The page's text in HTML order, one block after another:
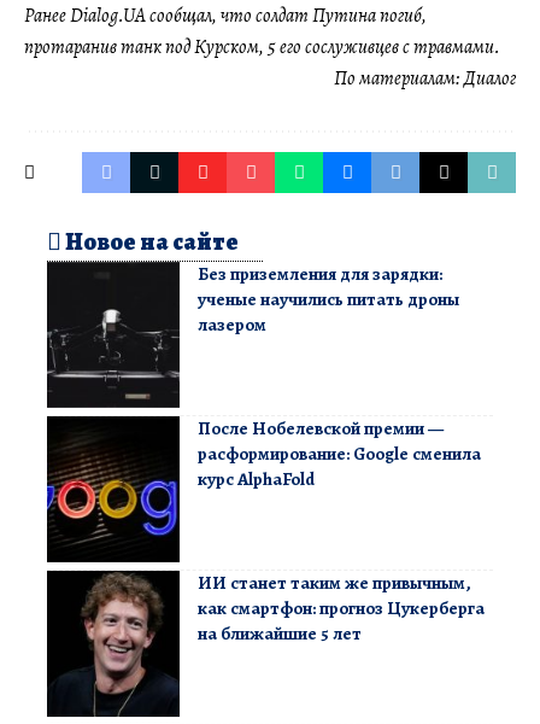
Ранее Dialog.UA сообщал, что солдат Путина погиб,
протаранив танк под Курском, 5 его сослуживцев с травмами.
По материалам:Диалог
Новое на сайте
Без приземления для зарядки:
ученые научились питать дроны
лазером
После Нобелевской премии —
расформирование: Google сменила
курс AlphaFold
ИИ станет таким же привычным,
как смартфон: прогноз Цукерберга
на ближайшие 5 лет